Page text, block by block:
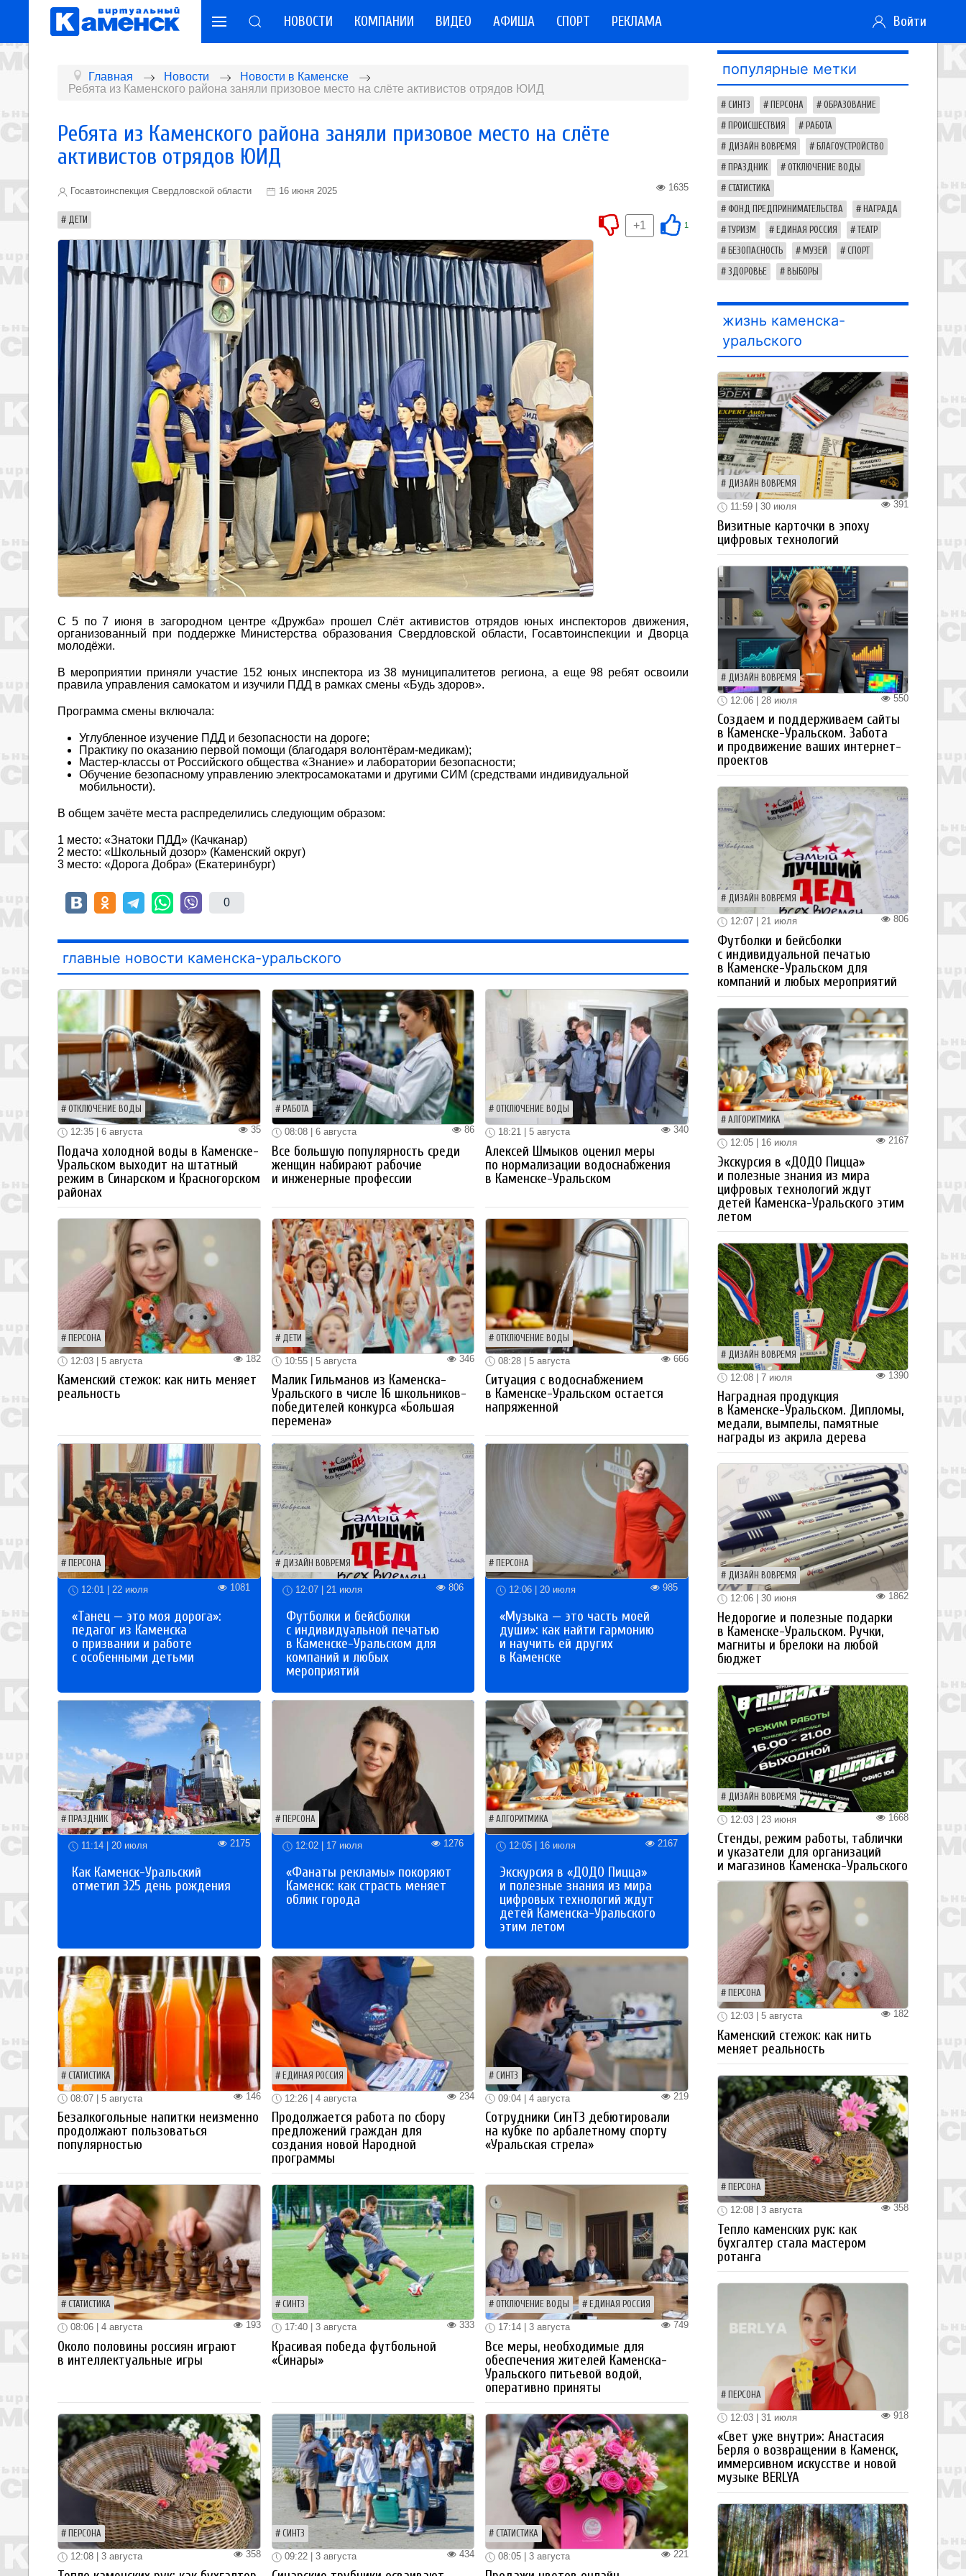
НОВОСТИ КОМПАНИИ ВИДЕО АФИША СПОРТ РЕКЛАМА Войти
Главная Новости
Новости в Каменске
Ребята из Каменского района заняли призовое место на слёте активистов отрядов ЮИД
Ребята из Каменского района заняли призовое место на слёте
активистов отрядов ЮИД
Госавтоинспекция Свердловской области 16 июня 2025 1635
ДЕТИ 1
+1
С 5 по 7 июня в загородном центре «Дружба» прошел Слёт активистов отрядов юных инспекторов движения,
организованный при поддержке Министерства образования Свердловской области, Госавтоинспекции и Дворца
молодёжи.
В мероприятии приняли участие 152 юных инспектора из 38 муниципалитетов региона, а еще 98 ребят освоили
правила управления самокатом и изучили ПДД в рамках смены «Будь здоров».
Программа смены включала:
Углубленное изучение ПДД и безопасности на дороге;
Практику по оказанию первой помощи (благодаря волонтёрам-медикам);
Мастер-классы от Российского общества «Знание» и лаборатории безопасности;
Обучение безопасному управлению электросамокатами и другими СИМ (средствами индивидуальной
мобильности).
В общем зачёте места распределились следующим образом:
1 место: «Знатоки ПДД» (Качканар)
2 место: «Школьный дозор» (Каменский округ)
3 место: «Дорога Добра» (Екатеринбург)
0
главные новости каменска-уральского
ОТКЛЮЧЕНИЕ ВОДЫ
35
12:35 | 6 августа
Подача холодной воды в Каменске-
Уральском выходит на штатный
режим в Синарском и Красногорском
районах
РАБОТА
86
08:08 | 6 августа
Все большую популярность среди
женщин набирают рабочие
и инженерные профессии
ОТКЛЮЧЕНИЕ ВОДЫ
340
18:21 | 5 августа
Алексей Шмыков оценил меры
по нормализации водоснабжения
в Каменске-Уральском
ПЕРСОНА
182
12:03 | 5 августа
Каменский стежок: как нить меняет
реальность
ДЕТИ
346
10:55 | 5 августа
Малик Гильманов из Каменска-
Уральского в числе 16 школьников-
победителей конкурса «Большая
перемена»
ОТКЛЮЧЕНИЕ ВОДЫ
666
08:28 | 5 августа
Ситуация с водоснабжением
в Каменске-Уральском остается
напряженной
ПЕРСОНА
12:01 | 22 июля 1081
«Танец — это моя дорога»:
педагог из Каменска
о призвании и работе
с особенными детьми
ДИЗАЙН ВОВРЕМЯ
12:07 | 21 июля 806
Футболки и бейсболки
с индивидуальной печатью
в Каменске-Уральском для
компаний и любых
мероприятий
ПЕРСОНА
12:06 | 20 июля 985
«Музыка — это часть моей
души»: как найти гармонию
и научить ей других
в Каменске
ПРАЗДНИК
11:14 | 20 июля 2175
Как Каменск-Уральский
отметил 325 день рождения
ПЕРСОНА
12:02 | 17 июля 1276
«Фанаты рекламы» покоряют
Каменск: как страсть меняет
облик города
АЛГОРИТМИКА
12:05 | 16 июля 2167
Экскурсия в «ДОДО Пицца»
и полезные знания из мира
цифровых технологий ждут
детей Каменска-Уральского
этим летом
СТАТИСТИКА
146
08:07 | 5 августа
Безалкогольные напитки неизменно
продолжают пользоваться
популярностью
ЕДИНАЯ РОССИЯ
234
12:26 | 4 августа
Продолжается работа по сбору
предложений граждан для
создания новой Народной
программы
СИНТЗ
219
09:04 | 4 августа
Сотрудники СинТЗ дебютировали
на кубке по арбалетному спорту
«Уральская стрела»
СТАТИСТИКА
193
08:06 | 4 августа
Около половины россиян играют
в интеллектуальные игры
СИНТЗ
333
17:40 | 3 августа
Красивая победа футбольной
«Синары»
ОТКЛЮЧЕНИЕ ВОДЫ ЕДИНАЯ РОССИЯ
749
17:14 | 3 августа
Все меры, необходимые для
обеспечения жителей Каменска-
Уральского питьевой водой,
оперативно приняты
ПЕРСОНА
358
12:08 | 3 августа
СИНТЗ
434
09:22 | 3 августа
СТАТИСТИКА
221
08:05 | 3 августа
популярные метки
СИНТЗ ПЕРСОНА ОБРАЗОВАНИЕ
ПРОИСШЕСТВИЯ РАБОТА
ДИЗАЙН ВОВРЕМЯ БЛАГОУСТРОЙСТВО
ПРАЗДНИК ОТКЛЮЧЕНИЕ ВОДЫ
СТАТИСТИКА
ФОНД ПРЕДПРИНИМАТЕЛЬСТВА НАГРАДА
ТУРИЗМ ЕДИНАЯ РОССИЯ ТЕАТР
БЕЗОПАСНОСТЬ МУЗЕЙ СПОРТ
ЗДОРОВЬЕ ВЫБОРЫ
жизнь каменска-
уральского
ДИЗАЙН ВОВРЕМЯ
391
11:59 | 30 июля
Визитные карточки в эпоху
цифровых технологий
ДИЗАЙН ВОВРЕМЯ
550
12:06 | 28 июля
Создаем и поддерживаем сайты
в Каменске-Уральском. Забота
и продвижение ваших интернет-
проектов
ДИЗАЙН ВОВРЕМЯ
806
12:07 | 21 июля
Футболки и бейсболки
с индивидуальной печатью
в Каменске-Уральском для
компаний и любых мероприятий
АЛГОРИТМИКА
2167
12:05 | 16 июля
Экскурсия в «ДОДО Пицца»
и полезные знания из мира
цифровых технологий ждут
детей Каменска-Уральского этим
летом
ДИЗАЙН ВОВРЕМЯ
1390
12:08 | 7 июля
Наградная продукция
в Каменске-Уральском. Дипломы,
медали, вымпелы, памятные
награды из акрила дерева
ДИЗАЙН ВОВРЕМЯ
1862
12:06 | 30 июня
Недорогие и полезные подарки
в Каменске-Уральском. Ручки,
магниты и брелоки на любой
бюджет
ДИЗАЙН ВОВРЕМЯ
1668
12:03 | 23 июня
Стенды, режим работы, таблички
и указатели для организаций
и магазинов Каменска-Уральского
ПЕРСОНА
182
12:03 | 5 августа
Каменский стежок: как нить
меняет реальность
ПЕРСОНА
358
12:08 | 3 августа
Тепло каменских рук: как
бухгалтер стала мастером
ротанга
ПЕРСОНА
918
12:03 | 31 июля
«Свет уже внутри»: Анастасия
Берля о возвращении в Каменск,
иммерсивном искусстве и новой
музыке BERLYA